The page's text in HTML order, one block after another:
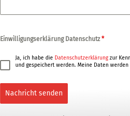
Einwilligungserklärung Datenschutz*
Ja, ich habe die Datenschutzerklärungzur
und gespeichert werden. Meine Daten
Nachricht senden